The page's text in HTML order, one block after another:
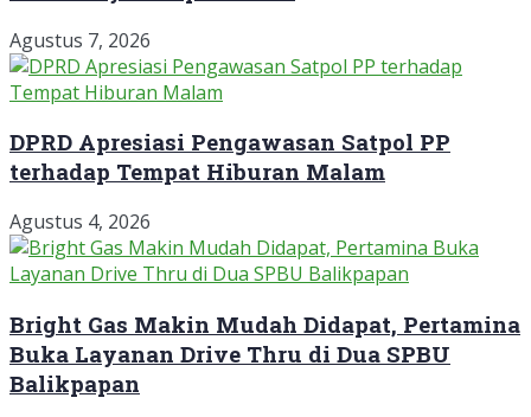
Agustus 7, 2026
DPRD Apresiasi Pengawasan Satpol PP
terhadap Tempat Hiburan Malam
Agustus 4, 2026
Bright Gas Makin Mudah Didapat, Pertamina
Buka Layanan Drive Thru di Dua SPBU
Balikpapan